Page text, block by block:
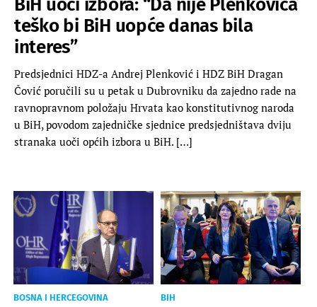
BiH uoči izbora: “Da nije Plenkovića
teško bi BiH uopće danas bila
interes”
Predsjednici HDZ-a Andrej Plenković i HDZ BiH Dragan
Čović poručili su u petak u Dubrovniku da zajedno rade na
ravnopravnom položaju Hrvata kao konstitutivnog naroda
u BiH, povodom zajedničke sjednice predsjedništava dviju
stranaka uoči općih izbora u BiH. […]
BOSNA I HERCEGOVINA BIH